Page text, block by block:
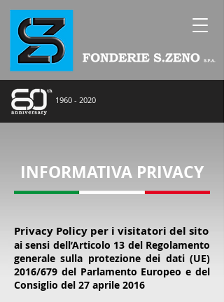
1960 - 2020
INFORMATIVA PRIVACY
Privacy Policy per i visitatori del sito
ai sensi dell’Articolo 13 del Regolamento
generale sulla protezione dei dati (UE)
2016/679 del Parlamento Europeo e del
Consiglio del 27 aprile 2016